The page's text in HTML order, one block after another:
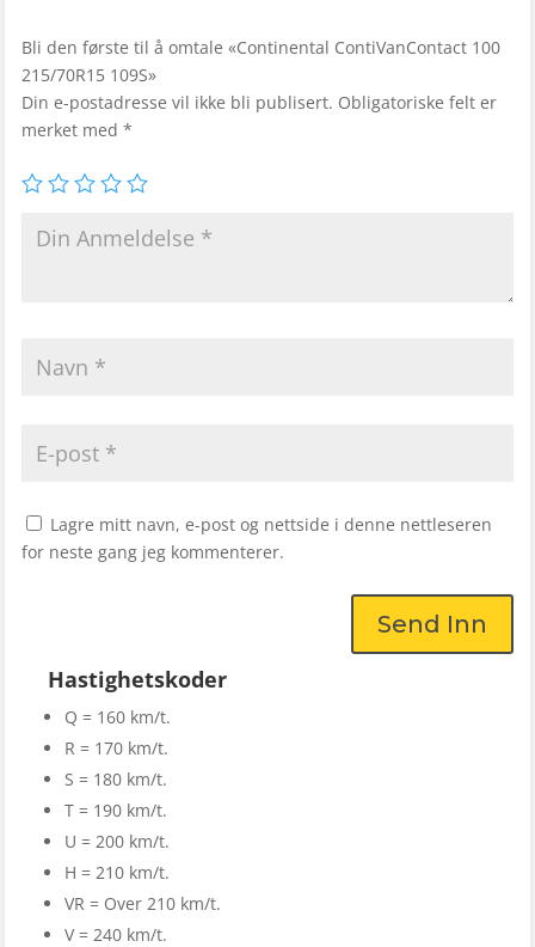
Bli den første til å omtale «Continental ContiVanContact 100
215/70R15 109S»
Din e-postadresse vil ikke bli publisert. Obligatoriske felt er
merket med *
Lagre mitt navn, e-post og nettside i denne nettleseren
for neste gang jeg kommenterer.
Send Inn
Hastighetskoder
Q = 160 km/t.
R = 170 km/t.
S = 180 km/t.
T = 190 km/t.
U = 200 km/t.
H = 210 km/t.
VR = Over 210 km/t.
V = 240 km/t.